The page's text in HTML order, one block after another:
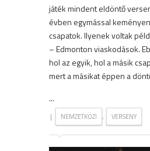
játék mindent eldöntő
évben egymással
csapatok. Ilyenek voltak
– Edmonton viaskodások.
hol az egyik, hol a másik
mert a másikat éppen a
...
| NEMZETKÖZI , VERSENY